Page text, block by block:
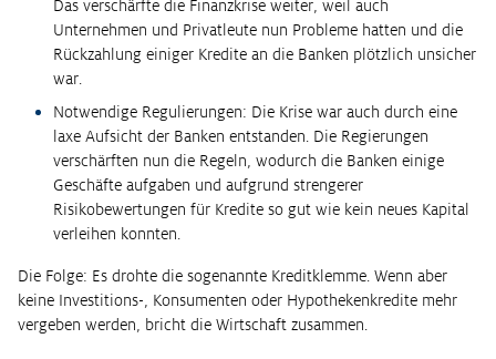
Das verschärfte die Finanzkrise weiter, weil auch
Unternehmen und Privatleute nun Probleme hatten und die
Rückzahlung einiger Kredite an die Banken plötzlich unsicher
war.
Notwendige Regulierungen: Die Krise war auch durch eine
laxe Aufsicht der Banken entstanden. Die Regierungen
verschärften nun die Regeln, wodurch die Banken einige
Geschäfte aufgaben und aufgrund strengerer
Risikobewertungen für Kredite so gut wie kein neues Kapital
verleihen konnten.
Die Folge: Es drohte die sogenannte Kreditklemme. Wenn aber
keine Investitions-, Konsumenten oder Hypothekenkredite mehr
vergeben werden, bricht die Wirtschaft zusammen.